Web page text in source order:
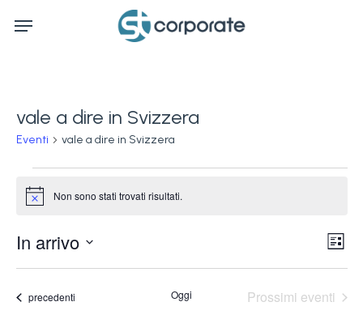
Menu
vale a dire in Svizzera
Eventi vale a dire in Svizzera
Eventi
Notice Non sono stati trovati risultati.
Lista
In arrivo
Seleziona
data.
Eventi
precedenti Oggi Prossimi eventi